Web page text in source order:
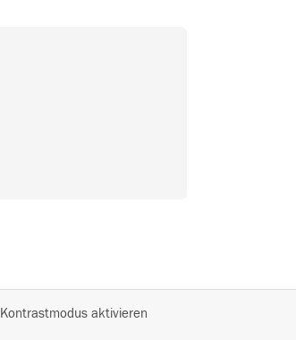
IKontrastmodus aktivieren